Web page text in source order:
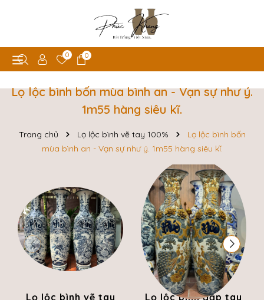
0 0
Lọ lộc bình bốn mùa bình an - Vạn sự như ý.
1m55 hàng siêu kĩ.
Trang chủ Lọ lộc bình vẽ tay 100%
Lọ lộc bình bốn
mùa bình an - Vạn sự như ý. 1m55 hàng siêu kĩ.
Lọ lộc bình vẽ tay
Lọ lộc bình đắp tay